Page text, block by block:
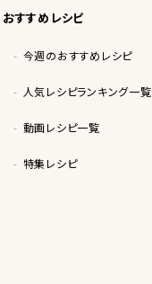
おすすめレシピ
今週のおすすめレシピ
人気レシピランキング一覧
動画レシピ一覧
特集レシピ